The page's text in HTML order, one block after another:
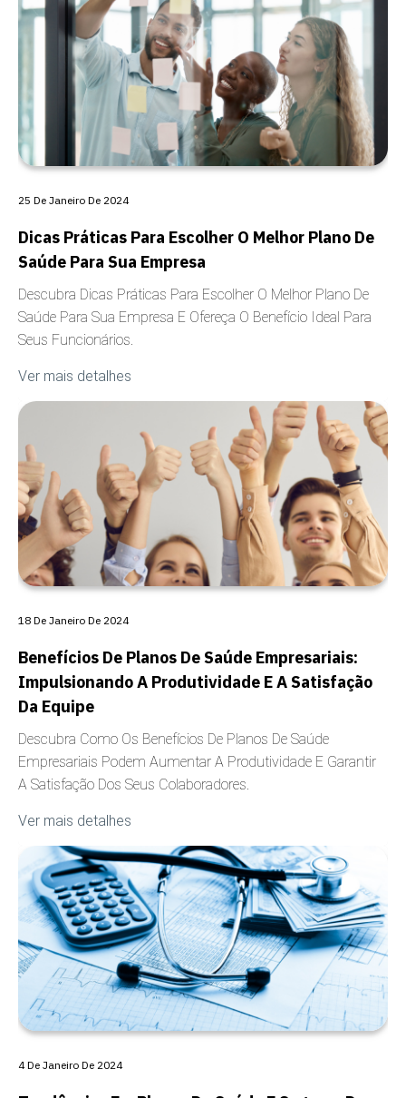
CARÊNCIA
Dicas Práticas Para Escolher O Melhor Plano De
Saúde Para Sua Empresa
Descubra Dicas Práticas Para Escolher O Melhor Plano De
Saúde Para Sua Empresa E Ofereça O Benefício Ideal Para
Seus Funcionários.
Ver mais detalhes
25 De Janeiro De 2024
COBERTURA
Benefícios De Planos De Saúde Empresariais:
Impulsionando A Produtividade E A Satisfação
Da Equipe
Descubra Como Os Benefícios De Planos De Saúde
Empresariais Podem Aumentar A Produtividade E Garantir
A Satisfação Dos Seus Colaboradores.
Ver mais detalhes
18 De Janeiro De 2024
4 De Janeiro De 2024